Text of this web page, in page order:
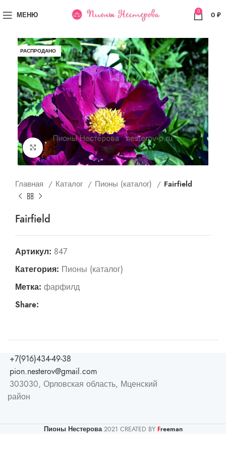
МЕНЮ 0 0 ₽
РАСПРОДАНО
Увеличить
Главная Каталог Пионы (каталог) Fairfield
Fairfield
Артикул: 847
Категория: Пионы (каталог)
Метка: фарфилд
Share:
+7(916)434-49-38
pion.nesterov@gmail.com
303030, Орловская область, Мценский
район
Пионы Нестерова 2021 CREATED BY Freeman